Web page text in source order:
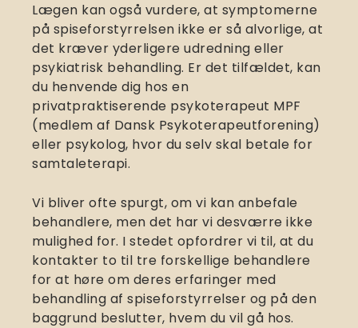
Lægen kan også vurdere, at symptomerne
på spiseforstyrrelsen ikke er så alvorlige, at
det kræver yderligere udredning eller
psykiatrisk behandling. Er det tilfældet, kan
du henvende dig hos en
privatpraktiserende psykoterapeut MPF
(medlem af Dansk Psykoterapeutforening)
eller psykolog, hvor du selv skal betale for
samtaleterapi.
Vi bliver ofte spurgt, om vi kan anbefale
behandlere, men det har vi desværre ikke
mulighed for. I stedet opfordrer vi til, at du
kontakter to til tre forskellige behandlere
for at høre om deres erfaringer med
behandling af spiseforstyrrelser og på den
baggrund beslutter, hvem du vil gå hos.